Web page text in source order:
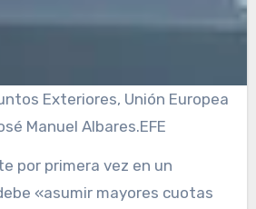
Exteriores, Unión Europea
Manuel Albares.EFE
«asumir mayores cuotas